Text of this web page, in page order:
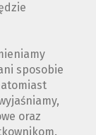
sposobie
oraz